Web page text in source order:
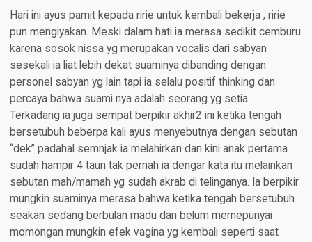
Hari ini ayus pamit kepada ririe untuk kembali bekerja , ririe
pun mengiyakan. Meski dalam hati ia merasa sedikit cemburu
karena sosok nissa yg merupakan vocalis dari sabyan
sesekali ia liat lebih dekat suaminya dibanding dengan
personel sabyan yg lain tapi ia selalu positif thinking dan
percaya bahwa suami nya adalah seorang yg setia.
Terkadang ia juga sempat berpikir akhir2 ini ketika tengah
bersetubuh beberpa kali ayus menyebutnya dengan sebutan
“dek” padahal semnjak ia melahirkan dan kini anak pertama
sudah hampir 4 taun tak pernah ia dengar kata itu melainkan
sebutan mah/mamah yg sudah akrab di telinganya. Ia berpikir
mungkin suaminya merasa bahwa ketika tengah bersetubuh
seakan sedang berbulan madu dan belum memepunyai
momongan mungkin efek vagina yg kembali seperti saat